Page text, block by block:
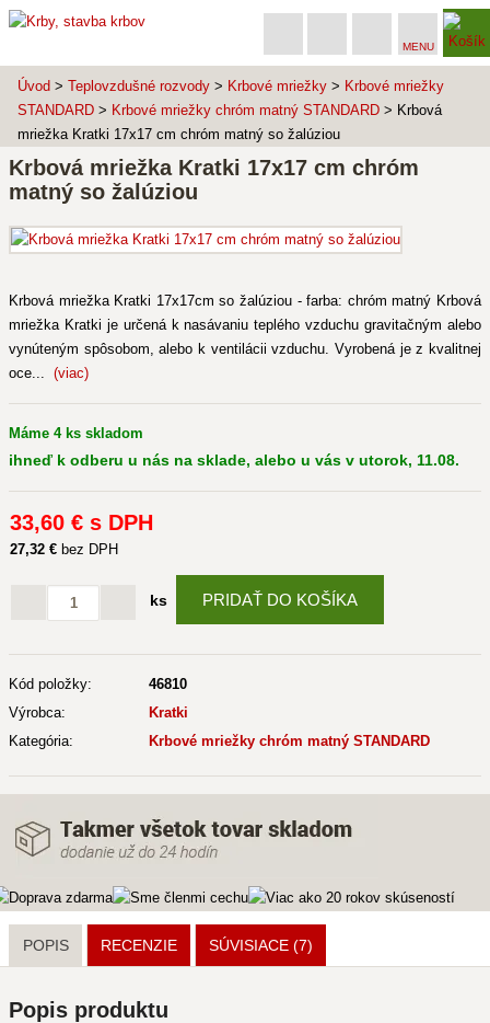
MENU
Úvod > Teplovzdušné rozvody > Krbové mriežky > Krbové mriežky
STANDARD > Krbové mriežky chróm matný STANDARD > Krbová
mriežka Kratki 17x17 cm chróm matný so žalúziou
Krbová mriežka Kratki 17x17 cm chróm
matný so žalúziou
Krbová mriežka Kratki 17x17cm so žalúziou - farba: chróm matný Krbová
mriežka Kratki je určená k nasávaniu teplého vzduchu gravitačným alebo
vynúteným spôsobom, alebo k ventilácii vzduchu. Vyrobená je z kvalitnej
oce... (viac)
Máme 4 ks skladom
ihneď k odberu u nás na sklade, alebo u vás v utorok, 11.08.
33,60 € s DPH
27,32 € bez DPH
ks PRIDAŤ DO KOŠÍKA
Kód položky:
46810
Výrobca:
Kratki
Kategória:
Krbové mriežky chróm matný STANDARD
POPIS RECENZIE SÚVISIACE (7)
Popis produktu